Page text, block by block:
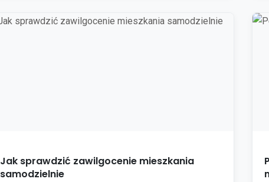
Jak sprawdzić zawilgocenie mieszkania
samodzielnie